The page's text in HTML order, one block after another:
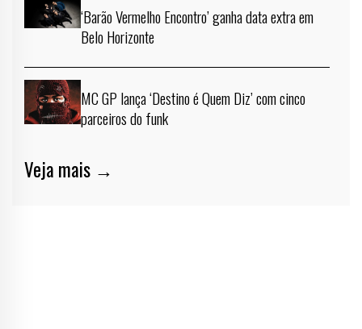
‘Barão Vermelho Encontro’ ganha data extra em
Belo Horizonte
MC GP lança ‘Destino é Quem Diz’ com cinco
parceiros do funk
Veja mais →